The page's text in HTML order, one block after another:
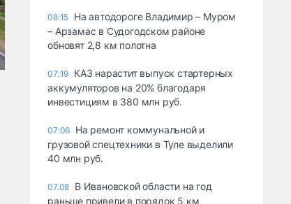
08:15 На автодороге Владимир – Муром
– Арзамас в Судогодском районе
обновят 2,8 км полотна
07:19 КАЗ нарастит выпуск стартерных
аккумуляторов на 20% благодаря
инвестициям в 380 млн руб.
07:06 На ремонт коммунальной и
грузовой спецтехники в Туле выделили
40 млн руб.
07.08 В Ивановской области на год
раньше привели в порядок 5 км